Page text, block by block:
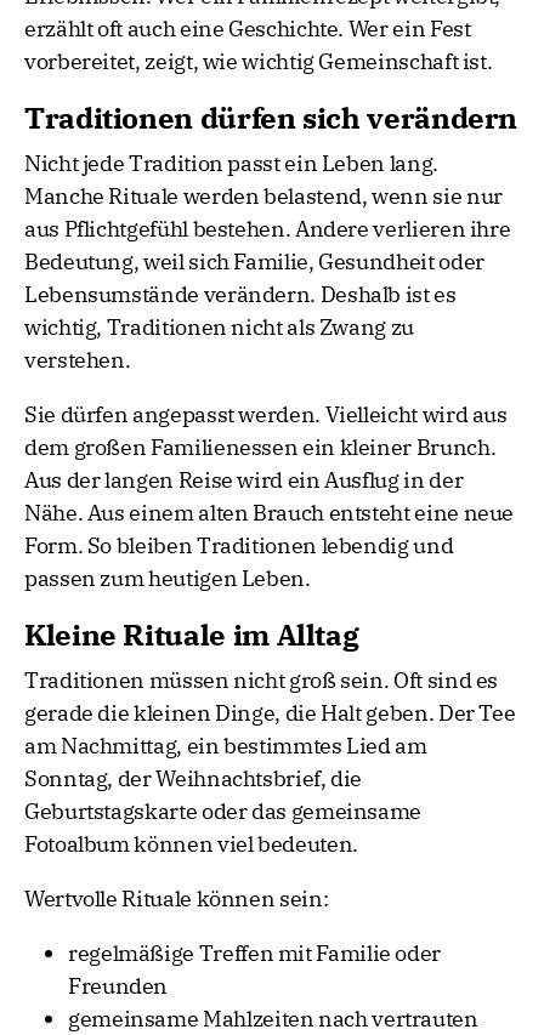
erzählt oft auch eine Geschichte. Wer ein Fest
vorbereitet, zeigt, wie wichtig Gemeinschaft ist.
Traditionen dürfen sich verändern
Nicht jede Tradition passt ein Leben lang.
Manche Rituale werden belastend, wenn sie nur
aus Pflichtgefühl bestehen. Andere verlieren ihre
Bedeutung, weil sich Familie, Gesundheit oder
Lebensumstände verändern. Deshalb ist es
wichtig, Traditionen nicht als Zwang zu
verstehen.
Sie dürfen angepasst werden. Vielleicht wird aus
dem großen Familienessen ein kleiner Brunch.
Aus der langen Reise wird ein Ausflug in der
Nähe. Aus einem alten Brauch entsteht eine neue
Form. So bleiben Traditionen lebendig und
passen zum heutigen Leben.
Kleine Rituale im Alltag
Traditionen müssen nicht groß sein. Oft sind es
gerade die kleinen Dinge, die Halt geben. Der Tee
am Nachmittag, ein bestimmtes Lied am
Sonntag, der Weihnachtsbrief, die
Geburtstagskarte oder das gemeinsame
Fotoalbum können viel bedeuten.
Wertvolle Rituale können sein:
regelmäßige Treffen mit Familie oder
Freunden
gemeinsame Mahlzeiten nach vertrauten